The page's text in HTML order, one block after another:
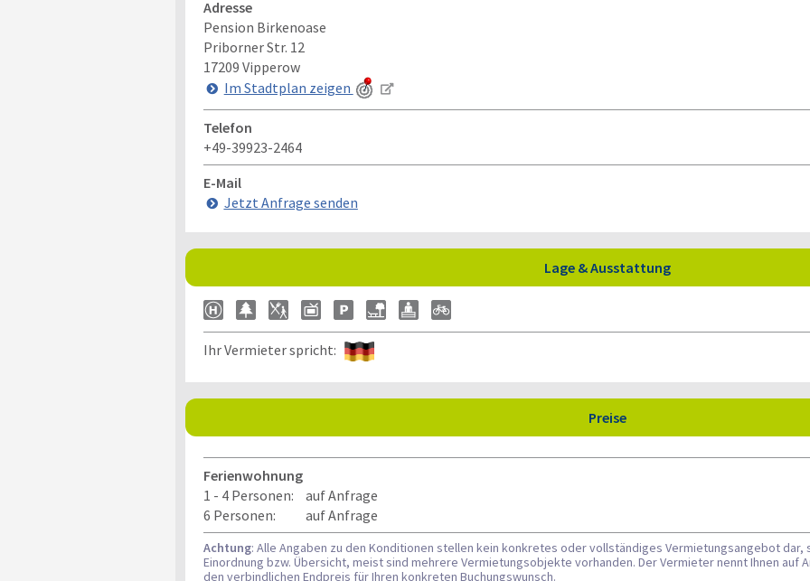
Adresse
Pension Birkenoase
Priborner Str. 12
17209 Vipperow
Im Stadtplan zeigen
Telefon
+49-39923-2464
E-Mail
Jetzt Anfrage senden
Lage & Ausstattung
Ihr Vermieter spricht:
Preise
Ferienwohnung
1 - 4 Personen:
auf Anfrage
6 Personen:
auf Anfrage
Achtung: Alle Angaben zu den Konditionen stellen kein konkretes oder vollständiges Vermietungsangebot
Einordnung bzw. Übersicht, meist sind mehrere Vermietungsobjekte vorhanden. Der Vermieter nennt Ihnen auf
den verbindlichen Endpreis für Ihren konkreten Buchungswunsch.